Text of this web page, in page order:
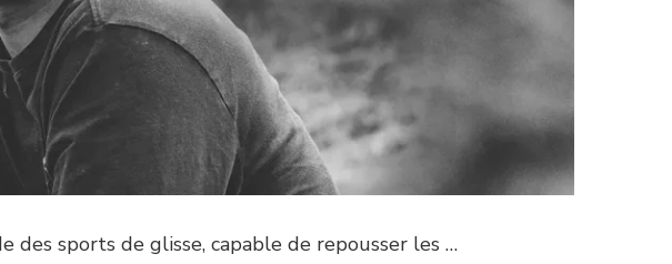
des sports de glisse, capable de repousser les …